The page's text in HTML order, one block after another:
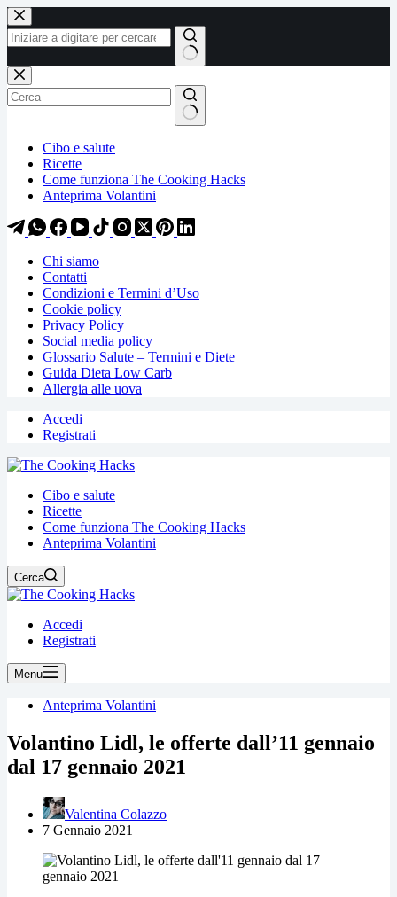
Salta
al
contenuto
Salta
al
contenuto
Nessun
risultato
Cibo e salute
Ricette
Come funziona The Cooking Hacks
Anteprima Volantini
Chi siamo
Contatti
Condizioni e Termini d’Uso
Cookie policy
Privacy Policy
Social media policy
Glossario Salute – Termini e Diete
Guida Dieta Low Carb
Allergia alle uova
Accedi
Registrati
Cibo e salute
Ricette
Come funziona The Cooking Hacks
Anteprima Volantini
Cerca
Accedi
Registrati
Menu
Anteprima Volantini
Volantino Lidl, le offerte dall’11 gennaio
dal 17 gennaio 2021
Valentina Colazzo
7 Gennaio 2021